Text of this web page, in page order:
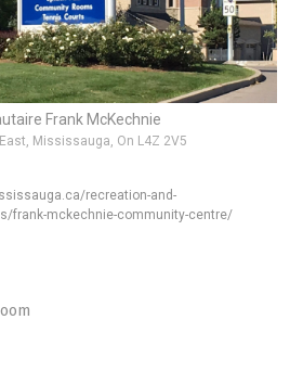
Frank McKechnie
Mississauga, On L4Z 2V5
recreation-and-
frank-mckechnie-community-centre/